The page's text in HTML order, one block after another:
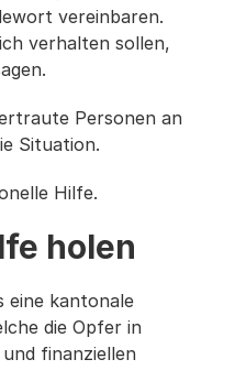
vereinbaren.
verhalten sollen,
Personen an
Situation.
Hilfe.
holen
eine kantonale
die Opfer in
finanziellen